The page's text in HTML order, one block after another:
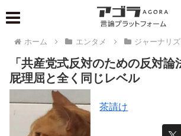
ホーム エンタメ ジャーナリ
「共産党式反対のための反対論
屁理屈と全く同じレベル
茶請け